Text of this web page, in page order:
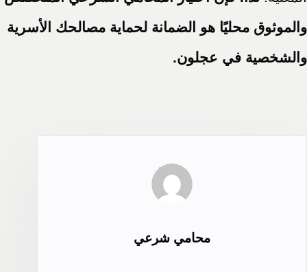
والموثوق محليًا هو الضمانة لحماية مصالحك الأسرية
والشخصية في عجلون.
محامي شرعي